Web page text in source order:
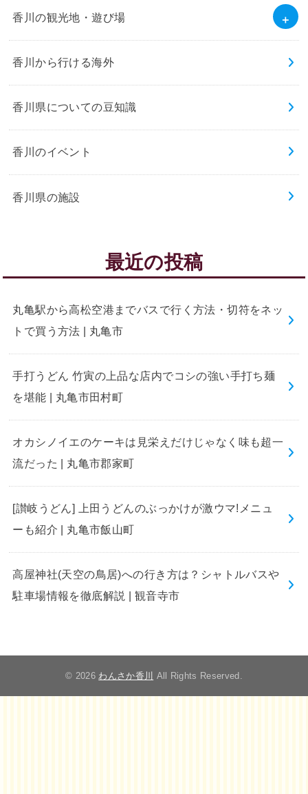
香川の観光地・遊び場
香川から行ける海外
香川県についての豆知識
香川のイベント
香川県の施設
最近の投稿
丸亀駅から高松空港までバスで行く方法・切符をネッ
トで買う方法 | 丸亀市
手打うどん 竹寅の上品な店内でコシの強い手打ち麺
を堪能 | 丸亀市田村町
オカシノイエのケーキは見栄えだけじゃなく味も超一
流だった | 丸亀市郡家町
[讃岐うどん] 上田うどんのぶっかけが激ウマ!メニュ
ーも紹介 | 丸亀市飯山町
高屋神社(天空の鳥居)への行き方は？シャトルバスや
駐車場情報を徹底解説 | 観音寺市
© 2026わんさか香川 All Rights Reserved.